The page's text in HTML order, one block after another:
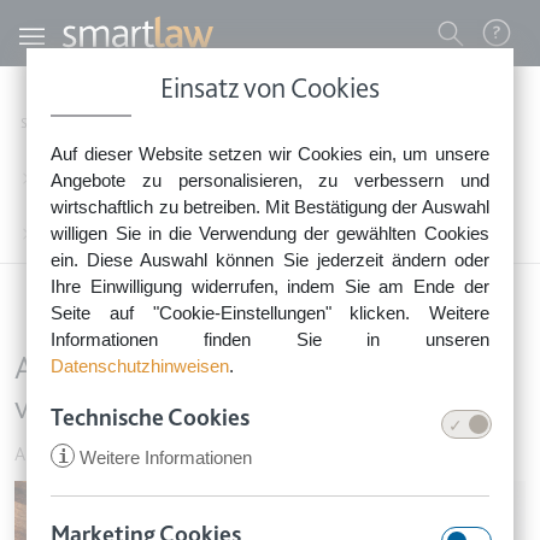
Einsatz von Cookies
Auf dieser Website setzen wir Cookies ein, um unsere
Angebote zu personalisieren, zu verbessern und
wirtschaftlich zu betreiben. Mit Bestätigung der Auswahl
willigen Sie in die Verwendung der gewählten Cookies
ein. Diese Auswahl können Sie jederzeit ändern oder
Ihre Einwilligung widerrufen, indem Sie am Ende der
Seite auf "Cookie-Einstellungen" klicken. Weitere
Informationen finden Sie in unseren
Datenschutzhinweisen.
Technische Cookies
i Weitere Informationen
Direkt zum Inhalt
0800 - 268 4 268 (kostenfrei)
Sie erreichen unser Service-Team:
Montag bis Freitag: 8-18 Uhr
Keine Rechtsberatung.
Benutzermenü
Startseite
Arbeitnehmer & Auszubildende
Arbeitgeber muss sich an den vereinbarten Zeugnistext halten
Arbeitgeber muss sich an den
vereinbarten Zeugnistext halten
Arbeitnehmer & Auszubildende
Image